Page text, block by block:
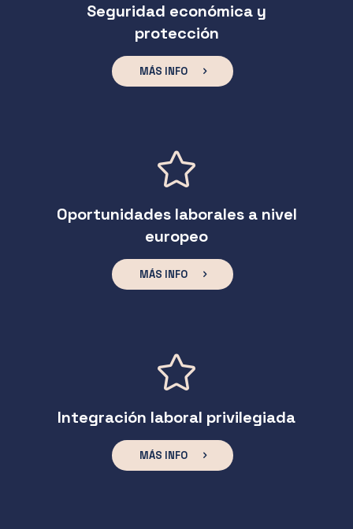
Seguridad económica y
protección
MÁS INFO
Oportunidades laborales a nivel
europeo
MÁS INFO
Integración laboral privilegiada
MÁS INFO